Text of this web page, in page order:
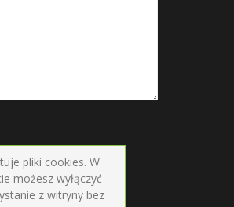
pliki cookies. W
możesz wyłączyć
z witryny bez